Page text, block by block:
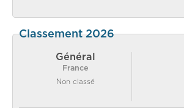
Classement 2026
Général
France
Non classé